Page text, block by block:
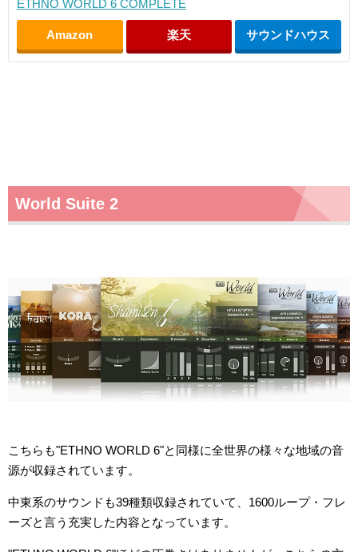
ETHNO WORLD 6 COMPLETE
Amazon 楽天 サウンドハウス
World Suite 2
こちらも"ETHNO WORLD 6"と同様に全世界の様々な地域の音
源が収録されています。
中東系のサウンドも39種類収録されていて、1600ループ・フレ
ーズと言う充実した内容となっています。